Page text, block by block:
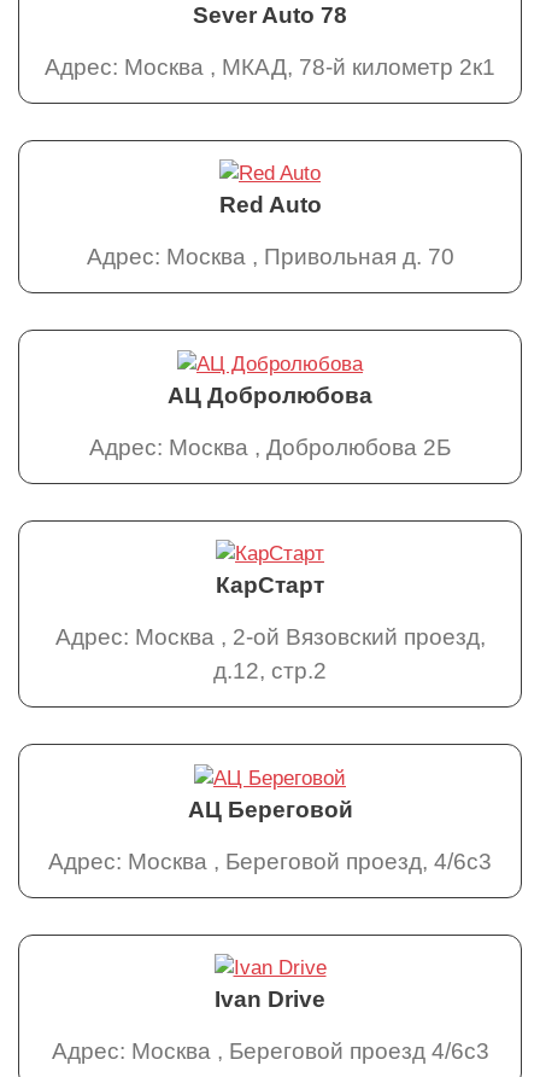
Sever Auto 78
Адрес: Москва , МКАД, 78-й километр 2к1
Red Auto
Адрес: Москва , Привольная д. 70
АЦ Добролюбова
Адрес: Москва , Добролюбова 2Б
КарСтарт
Адрес: Москва , 2-ой Вязовский проезд,
д.12, стр.2
АЦ Береговой
Адрес: Москва , Береговой проезд, 4/6с3
Ivan Drive
Адрес: Москва , Береговой проезд 4/6с3